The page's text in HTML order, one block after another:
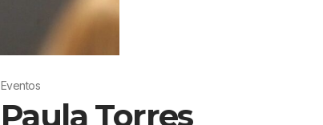
Eventos
Paula Torres